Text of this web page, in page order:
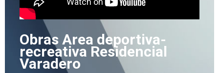
Obras Area deportiva-
recreativa Residencial
Varadero